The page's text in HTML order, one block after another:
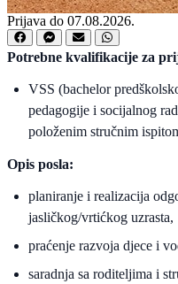
Prijava do 07.08.2026.
Potrebne kvalifikacije za
VSS (bachelor
pedagogije i socijalnog
položenim stručnim
Opis posla:
planiranje i realizacija
jasličkog/vrtićkog uzrasta,
praćenje razvoja djece i
saradnja sa roditeljima i